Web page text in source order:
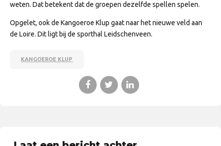
weten. Dat betekent dat de groepen dezelfde spellen spelen.
Opgelet, ook de Kangoeroe Klup gaat naar het nieuwe veld aan
de Loire. Dit ligt bij de sporthal Leidschenveen.
KANGOEROE KLUP